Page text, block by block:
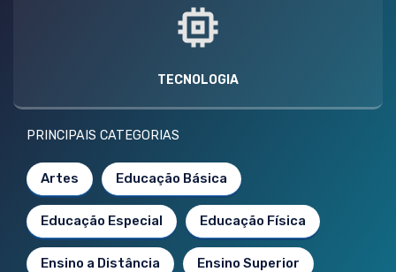
TECNOLOGIA
PRINCIPAIS CATEGORIAS
Artes Educação Básica
Educação Especial Educação Física
Ensino a Distância Ensino Superior